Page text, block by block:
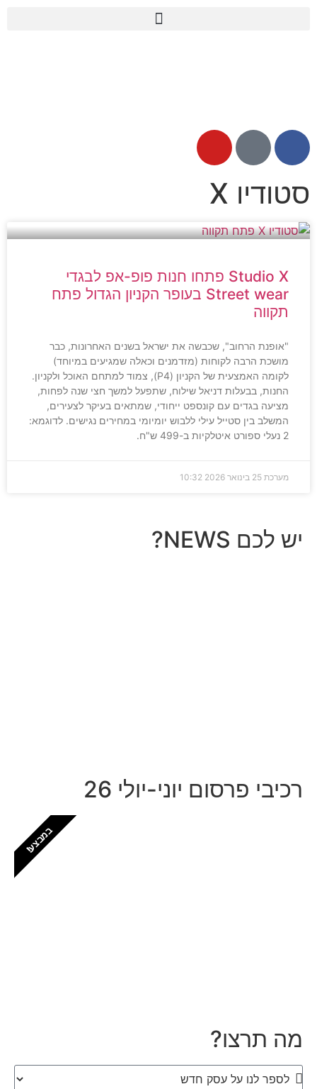
סטודיו X
Studio X פתחו חנות פופ-אפ לבגדי
Street wear בעופר הקניון הגדול פתח
תקווה
"אופנת הרחוב", שכבשה את ישראל בשנים האחרונות, כבר
מושכת הרבה לקוחות (מזדמנים וכאלה שמגיעים במיוחד)
לקומה האמצעית של הקניון (P4), צמוד למתחם האוכל ולקניון.
החנות, בבעלות דניאל שילוח, שתפעל למשך חצי שנה לפחות,
מציעה בגדים עם קונספט ייחודי, שמתאים בעיקר לצעירים,
המשלב בין סטייל עילי ללבוש יומיומי במחירים נגישים. לדוגמא:
2 נעלי ספורט איטלקיות ב-499 ש"ח.
מערכת 25 בינואר 2026 10:32
יש לכם NEWS?
רכיבי פרסום יוני-יולי 26
במבצע!
מה תרצו?